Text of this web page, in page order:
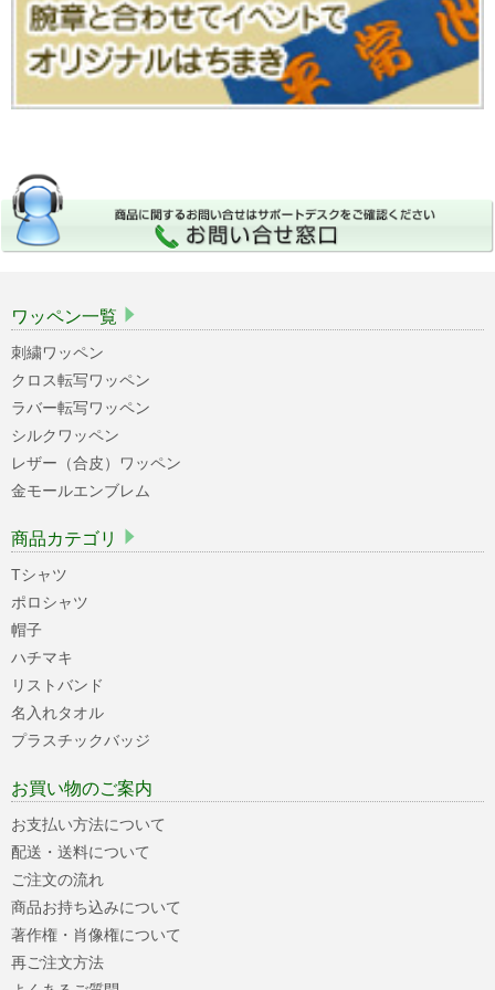
ワッペン一覧
刺繍ワッペン
クロス転写ワッペン
ラバー転写ワッペン
シルクワッペン
レザー（合皮）ワッペン
金モールエンブレム
商品カテゴリ
Tシャツ
ポロシャツ
帽子
ハチマキ
リストバンド
名入れタオル
プラスチックバッジ
お買い物のご案内
お支払い方法について
配送・送料について
ご注文の流れ
商品お持ち込みについて
著作権・肖像権について
再ご注文方法